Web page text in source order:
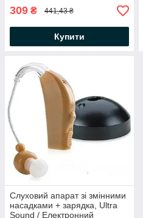
309 ₴ 441,43 ₴
Купити
Слуховий апарат зі змінними
насадками + зарядка, Ultra
Sound / Електронний